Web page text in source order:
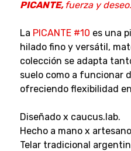
PICANTE, fuerza y deseo.
La PICANTE #10 es una
hilado fino y versátil,
colección se adapta
suelo como a funcionar
ofreciendo flexibilidad
Diseñado x caucus.lab.
Hecho a mano x
Telar tradicional